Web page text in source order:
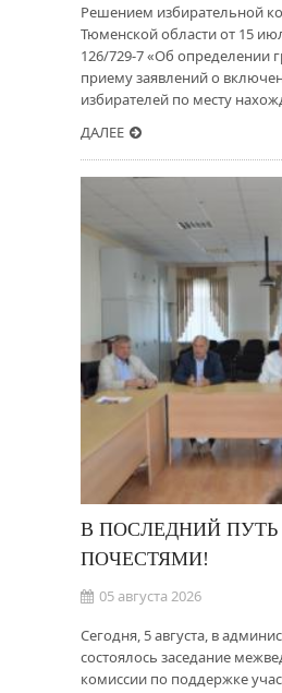
Решением избирательной
Тюменской области от 15
126/729-7 «Об определении
приему заявлений о
избирателей по месту
ДАЛЕЕ
В ПОСЛЕДНИЙ
ПОЧЕСТЯМИ!
05 августа 2026
Сегодня, 5 августа, в
состоялось заседание
комиссии по поддержке